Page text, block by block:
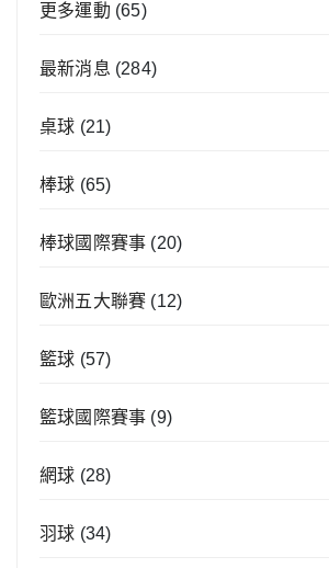
更多運動 (65)
最新消息 (284)
桌球 (21)
棒球 (65)
棒球國際賽事 (20)
歐洲五大聯賽 (12)
籃球 (57)
籃球國際賽事 (9)
網球 (28)
羽球 (34)